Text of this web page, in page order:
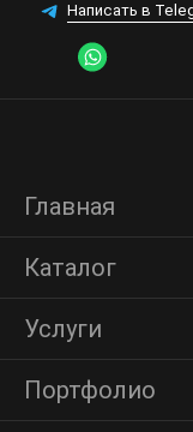
Написать в
Главная
Каталог
Услуги
Портфолио